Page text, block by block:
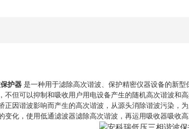
护器 是一种用于滤除高次谐波、保护精密仪器设备的新
不但可以抑制和吸收用户用电设备产生的随机高次谐波和
正因谐波影响而产生的高次谐波，从源头消除谐波污染，
变化，使用低通滤波器滤除高次谐波，再运用吸收器吸收高